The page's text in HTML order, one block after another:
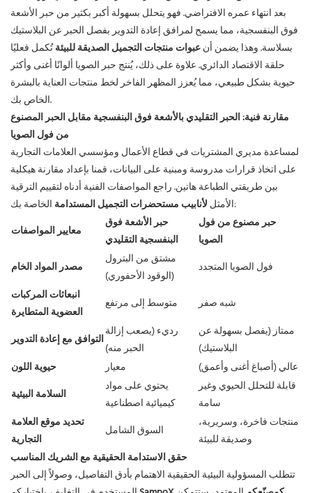
بعد انتهاء عمره الافتراضي. فهو يتحلل بسهولة أكبر بكثير من حبر الأشعة
فوق البنفسجية، مما يسمح لمرافق إعادة التدوير بفصل الحبر عن البلاستيك
بسلاسة. وهذا يضمن أنعبوات منتجات التجميل الصديقة للبيئةتُكمل فعليًا
حلقة الاقتصاد الدائري. علاوة على ذلك، يُنتج حبر الصويا ألوانًا أغنى وأكثر
حيوية بشكل طبيعي، مما يُعزز المظهر الفاخر لخط منتجات العناية بالبشرة
الخاص بك.
مقارنة فنية: الحبر التقليدي بالأشعة فوق البنفسجية مقابل الحبر المصنوع
من فول الصويا
لمساعدة مديري المشتريات في قطاع الأعمال ومؤسسي العلامات التجارية
على اتخاذ قرارات مدروسة ومبنية على البيانات، قمنا بإعداد مقارنة هيكلية
بين طريقتي الطباعة هاتين. راجع المواصفات الفنية أدناه لتقييم الترقية
الأمثللأنابيب مستحضرات التجميل المستدامة
الخاصة بك:
معايير المواصفات
حبر الأشعة فوق
البنفسجية التقليدي
حبر مصنوع من فول
الصويا
مصدر المواد الخام
مشتق من البترول
(الوقود الأحفوري)
فول الصويا المتجدد
انبعاثات المركبات
العضوية المتطايرة
متوسط ​​إلى مرتفع شبه صفر
التوافق مع إعادة التدوير
رديء (يصعب إزالة
الحبر منه)
ممتاز (يفصل بسهولة عن
البلاستيك)
حيوية اللون
معيار
عالي (أصباغ أغنى وأعمق)
السلامة البيئية
يحتوي على مواد
كيميائية اصطناعية
قابلة للتحلل الحيوي وغير
سامة
تحديد موقع العلامة
التجارية
السوق الشامل
منتجات فاخرة، وسريرية،
وصديقة للبيئة
حقق الاستدامة الحقيقية مع الشريك المناسب
تتطلب المسؤولية البيئية الحقيقية الاهتمام بأدق التفاصيل، وصولاً إلى الحبر